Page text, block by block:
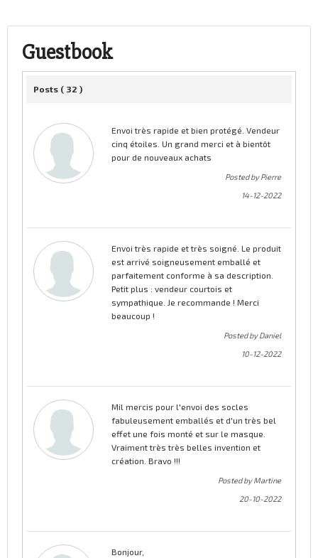
Guestbook
Posts ( 32 )
Envoi très rapide et bien protégé. Vendeur
cinq étoiles. Un grand merci et à bientôt
pour de nouveaux achats
Posted by Pierre
14-12-2022
Envoi très rapide et très soigné. Le produit
est arrivé soigneusement emballé et
parfaitement conforme à sa description.
Petit plus : vendeur courtois et
sympathique. Je recommande ! Merci
beaucoup !
Posted by Daniel
10-12-2022
Mil mercis pour l'envoi des socles
fabuleusement emballés et d'un très bel
effet une fois monté et sur le masque.
Vraiment très très belles invention et
création. Bravo !!!
Posted by Martine
20-10-2022
Bonjour,